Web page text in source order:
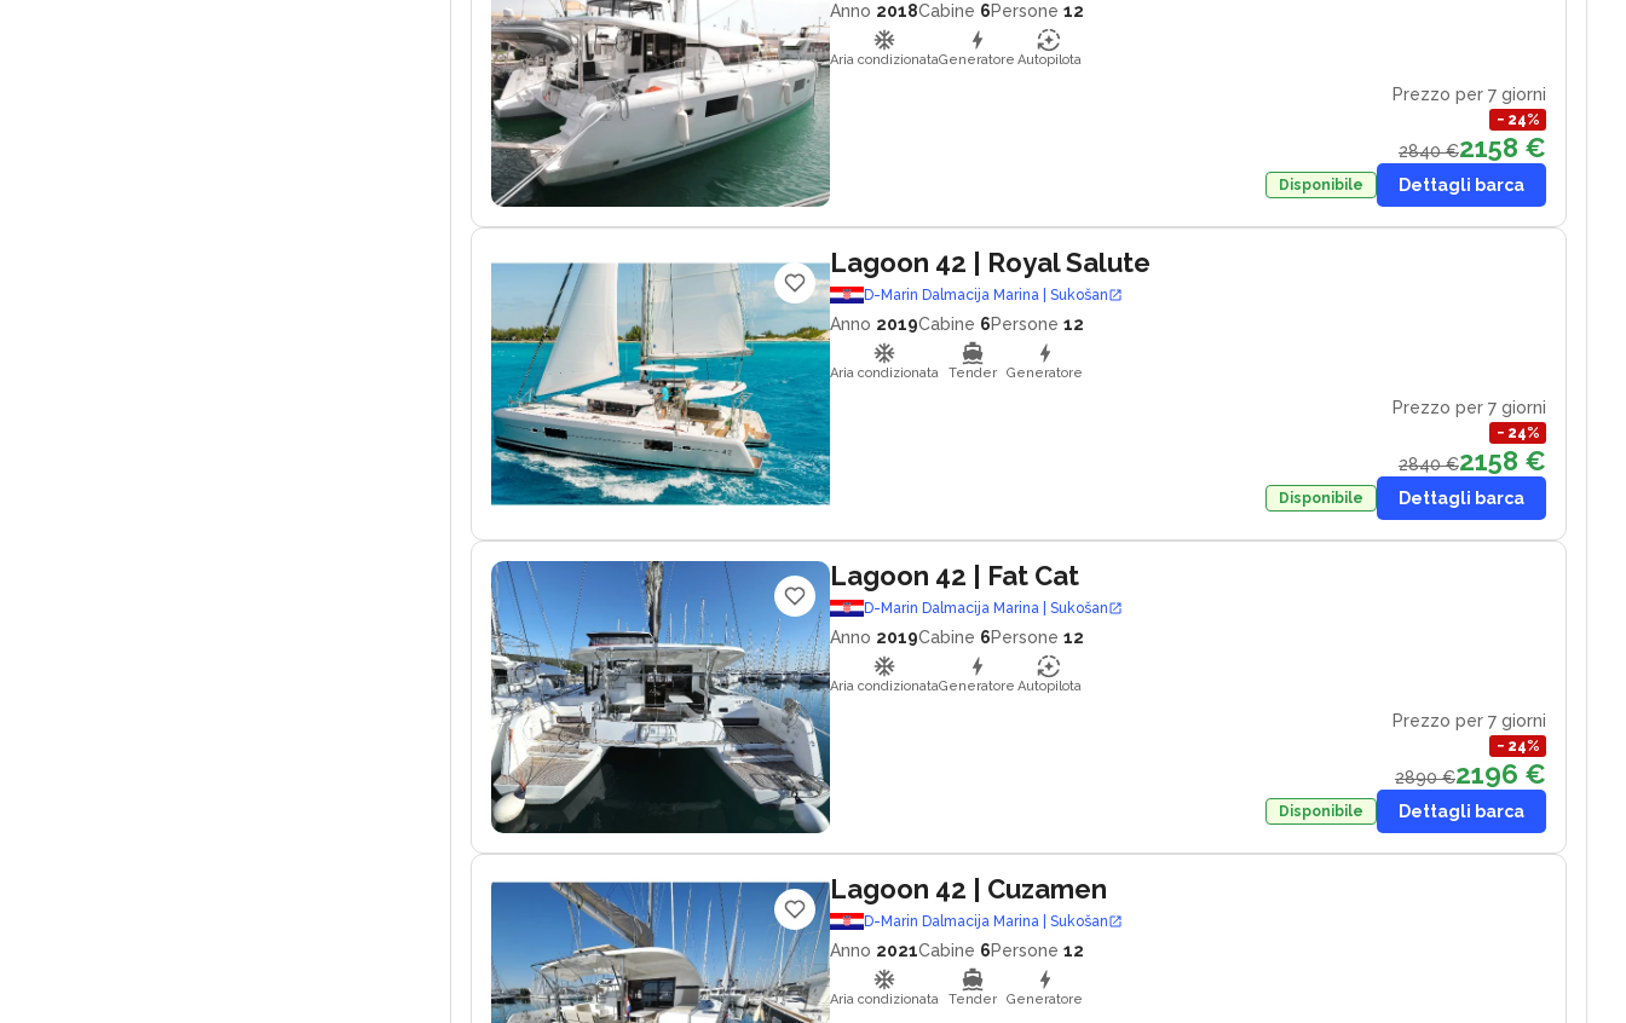
Anno 2018Cabine 6Persone 12
Aria condizionataGeneratore Autopilota
Prezzo per 7 giorni
− 24%
2840 €2158 €
Disponibile Dettagli barca
Lagoon 42 | Royal Salute
D-Marin Dalmacija Marina | Sukošan
Anno 2019Cabine 6Persone 12
Aria condizionata Tender Generatore
Prezzo per 7 giorni
− 24%
2840 €2158 €
Disponibile Dettagli barca
Lagoon 42 | Fat Cat
D-Marin Dalmacija Marina | Sukošan
Anno 2019Cabine 6Persone 12
Aria condizionataGeneratore Autopilota
Prezzo per 7 giorni
− 24%
2890 €2196 €
Disponibile Dettagli barca
Lagoon 42 | Cuzamen
D-Marin Dalmacija Marina | Sukošan
Anno 2021Cabine 6Persone 12
Aria condizionata Tender Generatore